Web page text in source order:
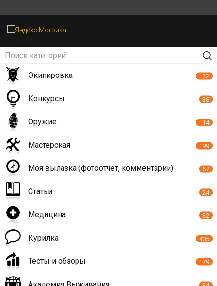
Экипировка 122
Конкурсы 38
Оружие 114
Мастерская 199
Моя вылазка (фотоотчет, комментарии) 67
Статьи 24
Медицина 32
Курилка 405
Тесты и обзоры 179